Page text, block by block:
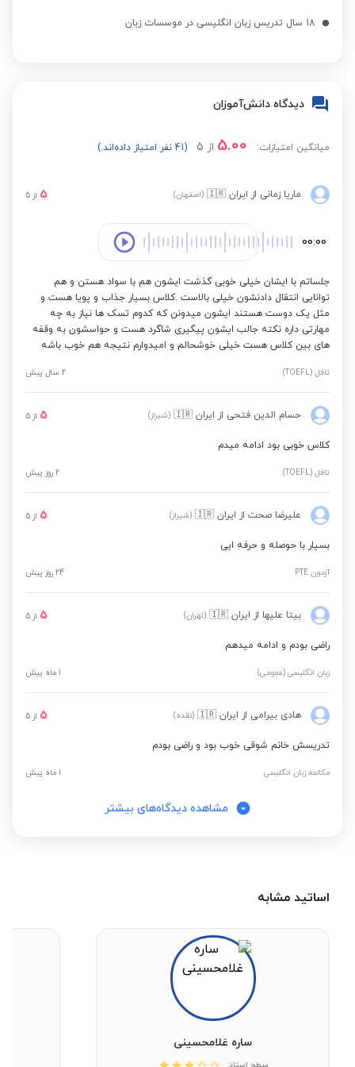
18 سال تدریس زبان انگلیسی در موسسات زبان
دیدگاه دانش‌آموزان
میانگین امتیازات: 5.00 از 5 (41 نفر امتیاز داده‌اند.)
ماریا زمانی از ایران 🇮🇷 (اصفهان) 5 از 5
00:00
جلساتم با ایشان خیلی خوبی گذشت ایشون هم با سواد هستن و هم
توانایی انتقال دادنشون خیلی بالاست .کلاس بسیار جذاب و پویا هست و
مثل یک دوست هستند ایشون میدونن که کدوم تسک ها نیاز به چه
مهارتی داره نکته جالب ایشون پیگیری شاگرد هست و حواسشون به وقفه
های بین کلاس هست خیلی خوشحالم و امیدوارم نتیجه هم خوب باشه
تافل (TOEFL) 2 سال پیش
حسام الدین فتحی از ایران 🇮🇷 (شیراز) 5 از 5
کلاس خوبی بود ادامه میدم
تافل (TOEFL) 2 روز پیش
علیرضا صحت از ایران 🇮🇷 (شیراز) 5 از 5
بسیار با حوصله و حرفه ایی
آزمون PTE 24 روز پیش
بیتا علیها از ایران 🇮🇷 (تهران) 5 از 5
راضی بودم و ادامه میدهم
زبان انگلیسی (عمومی) 1 ماه پیش
هادی بیرامی از ایران 🇮🇷 (نقده) 5 از 5
تدریسش خانم شوقی خوب بود و راضی بودم
مکالمه زبان انگلیسی 1 ماه پیش
مشاهده دیدگاه‌های بیشتر
اساتید مشابه
ساره غلامحسینی